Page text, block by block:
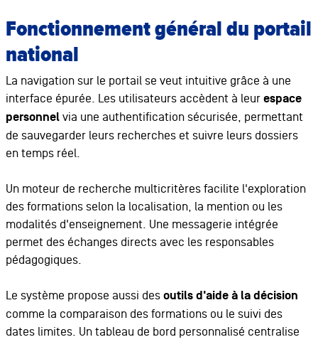
Fonctionnement général du portail
national
La navigation sur le portail se veut intuitive grâce à une
interface épurée. Les utilisateurs accèdent à leur espace
personnelvia une authentification sécurisée, permettant
de sauvegarder leurs recherches et suivre leurs dossiers
en temps réel.
Un moteur de recherche multicritères facilite l'exploration
des formations selon la localisation, la mention ou les
modalités d'enseignement. Une messagerie intégrée
permet des échanges directs avec les responsables
pédagogiques.
Le système propose aussi des outils d'aide à la décision
comme la comparaison des formations ou le suivi des
dates limites. Un tableau de bord personnalisé centralise